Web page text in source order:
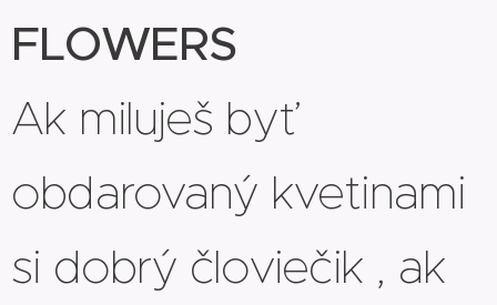
FLOWERS
Ak miluješ byť
obdarovaný kvetinami
si dobrý človiečik , ak